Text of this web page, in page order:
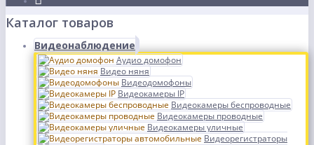
Каталог товаров
Видеонаблюдение
Аудио домофон
Видео няня
Видеодомофоны
Видеокамеры IP
Видеокамеры беспроводные
Видеокамеры проводные
Видеокамеры уличные
Видеорегистраторы